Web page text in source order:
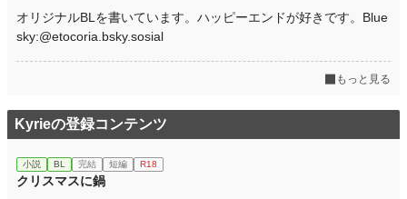
オリジナルBLを書いています。ハッピーエンドが好きです。Blue
sky:@etocoria.bsky.sosial
もっと見る
Kyrieの登録コンテンツ
小説 BL 完結 短編 R18
クリスマスに鍋